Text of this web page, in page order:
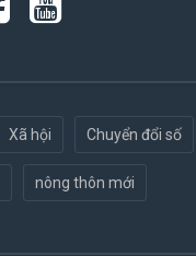
Xã hội Chuyển đổi số
nông thôn mới